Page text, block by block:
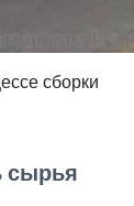
сборки
сырья